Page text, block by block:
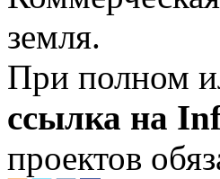
земля.
При полном
ссылка на
проектов